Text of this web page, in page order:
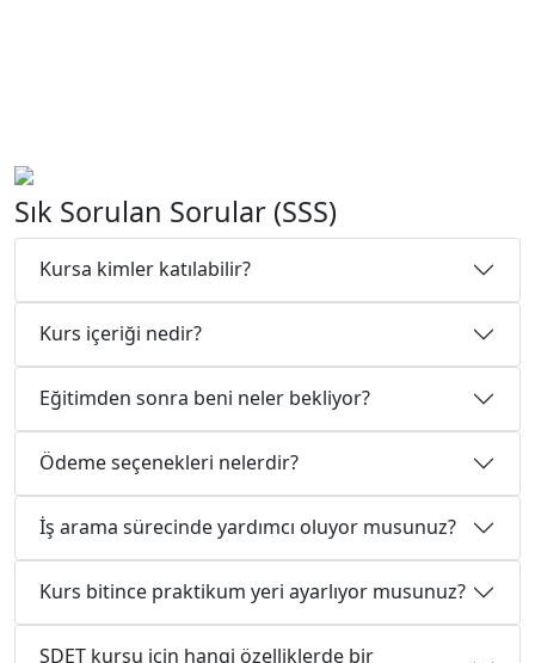
Sık Sorulan Sorular (SSS)
Kursa kimler katılabilir?
Kurs içeriği nedir?
Eğitimden sonra beni neler bekliyor?
Ödeme seçenekleri nelerdir?
İş arama sürecinde yardımcı oluyor musunuz?
Kurs bitince praktikum yeri ayarlıyor musunuz?
SDET kursu için hangi özelliklerde bir